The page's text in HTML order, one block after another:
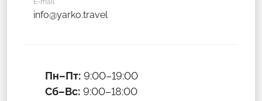
info@yarko.travel
Пн–Пт: 9:00–19:00
Сб–Вс: 9:00–18:00